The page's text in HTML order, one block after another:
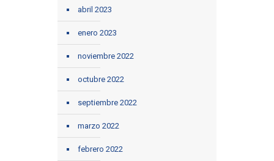
abril 2023
enero 2023
noviembre 2022
octubre 2022
septiembre 2022
marzo 2022
febrero 2022